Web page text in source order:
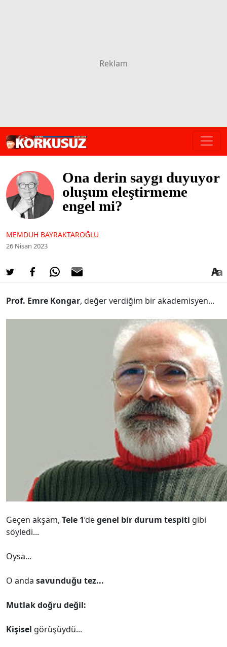
Ona derin saygı duyuyor
oluşum eleştirmeme
engel mi?
MEMDUH BAYRAKTAROĞLU
26 Nisan 2023
Prof. Emre Kongar, değer verdiğim bir akademisyen...
Geçen akşam, Tele 1’degenel bir durum tespiti gibi
söyledi...
Oysa...
O anda savunduğu tez...
Mutlak doğru değil:
Kişisel görüşüydü...